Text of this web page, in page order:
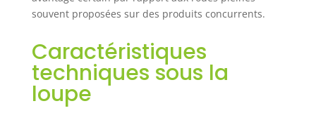
ciment, etc. sans
craindre une
vous pouvez faire
tourner le chariot
rapidement et
souvent proposées sur des produits concurrents.
Caractéristiques
techniques sous la
loupe